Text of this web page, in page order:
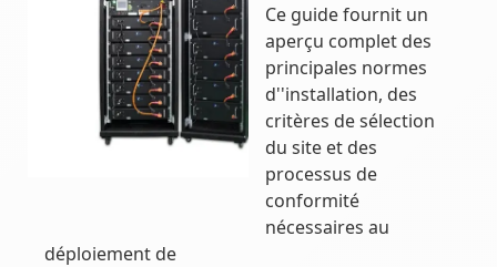
Ce guide fournit un
aperçu complet des
principales normes
d''installation, des
critères de sélection
du site et des
processus de
conformité
nécessaires au
déploiement de